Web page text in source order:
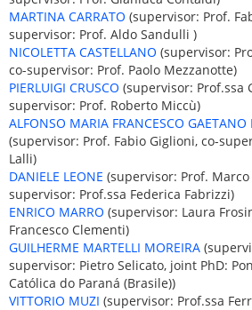
MARTINA CARRATO (supervisor: Prof.
supervisor: Prof. Aldo Sandulli )
NICOLETTA CASTELLANO (supervisor:
co-supervisor: Prof. Paolo Mezzanotte)
PIERLUIGI CRUSCO (supervisor: Prof.ssa
supervisor: Prof. Roberto Miccù)
ALFONSO MARIA FRANCESCO
(supervisor: Prof. Fabio Giglioni, co-
Lalli)
DANIELE LEONE (supervisor: Prof.
supervisor: Prof.ssa Federica Fabrizzi)
ENRICO MARRO (supervisor: Laura
Francesco Clementi)
GUILHERME MARTELLI MOREIRA
supervisor: Pietro Selicato, joint PhD:
Católica do Paraná (Brasile))
VITTORIO MUZI (supervisor: Prof.ssa